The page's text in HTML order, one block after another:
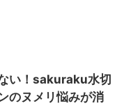
い！sakuraku水切
のヌメリ悩みが消